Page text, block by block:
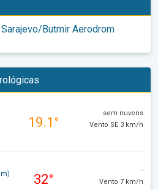
Butmir Aerodrom
19.1°
sem nuvens
Vento SE 3 km/h
32°
-
Vento 7 km/h